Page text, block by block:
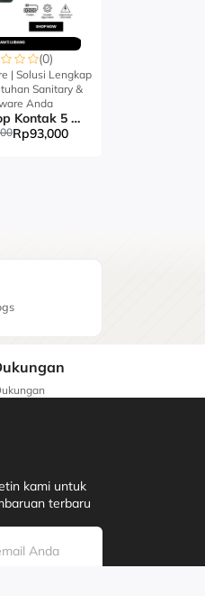
(0)
| Solusi Lengkap
Sanitary &
Anda
Match Stop Kontak 5 Lubang 8025#
Rp93,000
kami untuk
terbaru